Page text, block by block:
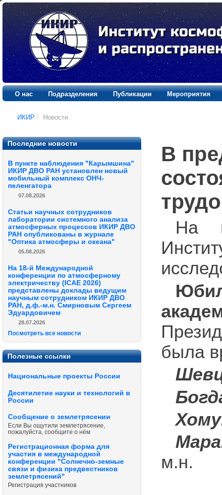
О нас Подразделения Публикации Мероприятия
ИКИР / Новости
Последние новости
В пункте наблюдения "Карымшина"
ИКИР ДВО РАН установлен новый
мобильный комплекс ОНЧ-
пеленгатора
07.08.2026
Статьи научных сотрудников
лаборатории системного анализа
атмосферных процессов ИКИР ДВО
РАН опубликованы в журнале
"Оптика атмосферы и океана"
05.08.2026
На 18-й Международной
конференции по атмосферному
электричеству (ICAE 2026)
представлены доклады ведущим
научным сотрудником ИКИР ДВО
РАН, д.ф.-м.н. Смирновым Сергеем
Эдуардовичем
28.07.2026
Посмотреть все новости
Полезные ссылки
Национальные проекты России
Десятилетие науки и технологий в
России
Сообщение о землетрясении
Если Вы ощутили землетрясение,
пожалуйста, сообщите о нём
Регистрационная форма для
участия в международной
конференции "Солнечно-земные
связи и физика предвестников
землетрясений"
Регистрация участников
В
На
была
м.н.